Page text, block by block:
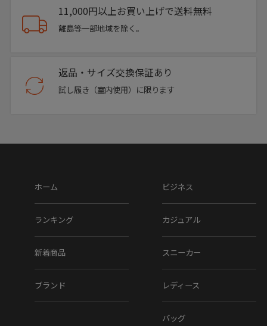
11,000円以上お買い上げで送料無料
離島等一部地域を除く。
返品・サイズ交換保証あり
試し履き（室内使用）に限ります
ホーム
ランキング
新着商品
ブランド
ビジネス
カジュアル
スニーカー
レディース
バッグ